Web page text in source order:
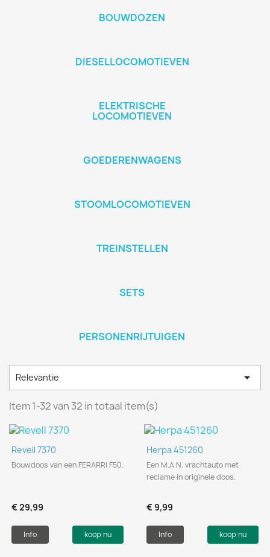
BOUWDOZEN
DIESELLOCOMOTIEVEN
ELEKTRISCHE
LOCOMOTIEVEN
GOEDERENWAGENS
STOOMLOCOMOTIEVEN
TREINSTELLEN
SETS
PERSONENRIJTUIGEN
Relevantie 
Item 1-32 van 32 in totaal item(s)
Revell 7370
Bouwdoos van een FERARRI F50.
€ 29,99
Info koop nu
Herpa 451260
Een M.A.N. vrachtauto met
reclame in originele doos.
€ 9,99
Info koop nu